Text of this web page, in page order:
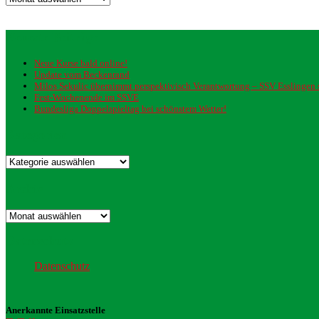
Neue Kurse bald online!
Update vom Beckenrand
Milos Sekulic übernimmt perspektivisch Verantwortung – SSV
Fest-Wochenende im SSVE
Bundesliga Doppelspieltag bei schönstem Wetter!
Kategorien
Archiv
Datenschutz
Anerkannte Einsatzstelle